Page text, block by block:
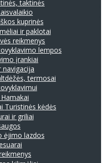
taktinės
kuprinės
ir paklotai
reikmenys
lempos
įrankiai
navigacija
termosai
Hamakai
Turistinės kėdės
ir griliai
ėjimo lazdos